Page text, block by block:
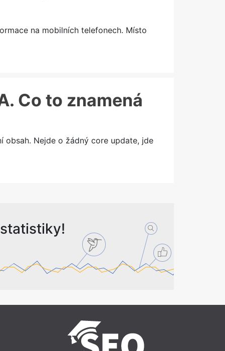
na mobilních telefonech. Místo
Co to znamená
obsah. Nejde o žádný core update, jde